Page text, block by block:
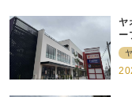
ヤ
ー
強